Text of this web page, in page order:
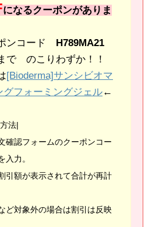
になるクーポンがありま
ンコード H789MA21
のこりわずか！！
[Bioderma]サンシビオマ
グフォーミングジェル←
法|
確認フォームのクーポンコー
入力。
引額が表示されて合計が再計
ど対象外の場合は割引は反映